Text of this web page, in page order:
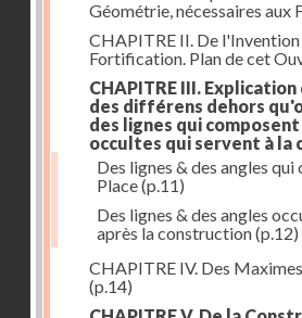
Géométrie, nécessaires aux
CHAPITRE II. De
Fortification. Plan de cet
CHAPITRE III.
des différens dehors
des lignes qui
occultes qui servent à la
Des lignes & des angles
Place(p.11)
Des lignes & des angles
après la construction(p.12)
CHAPITRE IV. Des
(p.14)